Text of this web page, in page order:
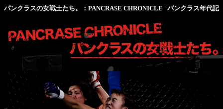
パンクラスの女戦士たち。：PANCRASE CHRONICLE | パンクラス年代記